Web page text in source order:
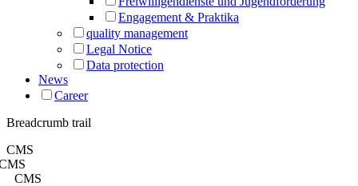
Engagement & Praktika
quality management
Legal Notice
Data protection
News
Career
Breadcrumb trail
CMS
CMS